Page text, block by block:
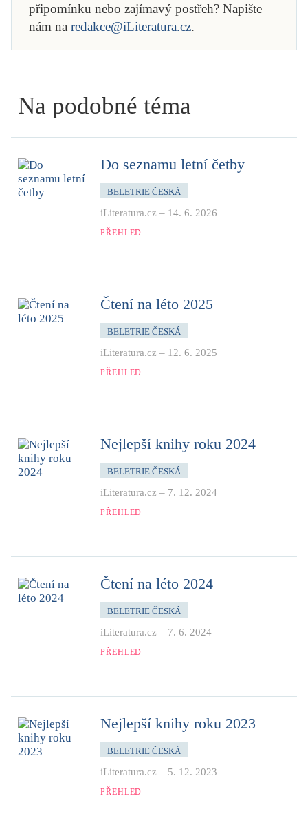
připomínku nebo zajímavý postřeh? Napište
nám na redakce@iLiteratura.cz.
Na podobné téma
Do seznamu letní četby
BELETRIE ČESKÁ
iLiteratura.cz – 14. 6. 2026
PŘEHLED
Čtení na léto 2025
BELETRIE ČESKÁ
iLiteratura.cz – 12. 6. 2025
PŘEHLED
Nejlepší knihy roku 2024
BELETRIE ČESKÁ
iLiteratura.cz – 7. 12. 2024
PŘEHLED
Čtení na léto 2024
BELETRIE ČESKÁ
iLiteratura.cz – 7. 6. 2024
PŘEHLED
Nejlepší knihy roku 2023
BELETRIE ČESKÁ
iLiteratura.cz – 5. 12. 2023
PŘEHLED